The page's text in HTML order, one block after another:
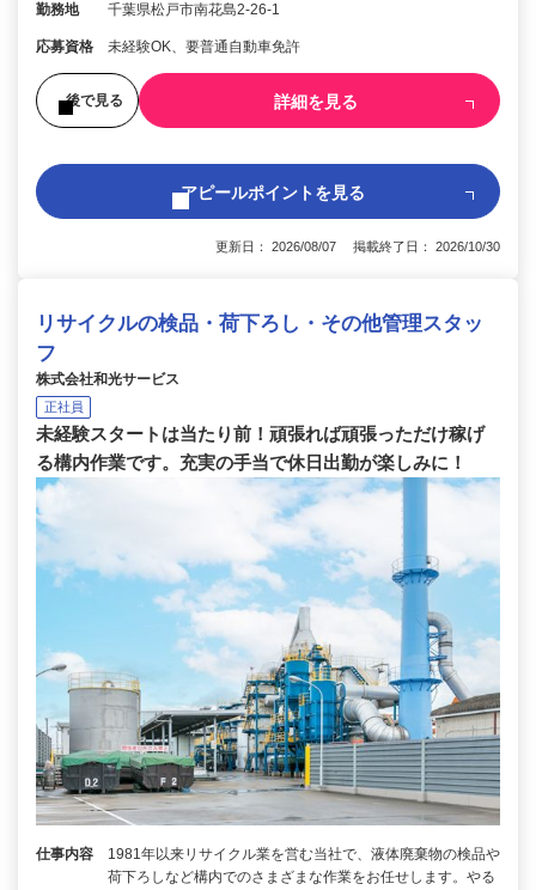
勤務地 千葉県松戸市南花島2-26-1
応募資格 未経験OK、要普通自動車免許
後で見る 詳細を見る
アピールポイントを見る
更新日： 2026/08/07 掲載終了日： 2026/10/30
リサイクルの検品・荷下ろし・その他管理スタッ
フ
株式会社和光サービス
正社員
未経験スタートは当たり前！頑張れば頑張っただけ稼げ
る構内作業です。充実の手当で休日出勤が楽しみに！
仕事内容
1981年以来リサイクル業を営む当社で、液体廃棄物の検品や
荷下ろしなど構内でのさまざまな作業をお任せします。やる